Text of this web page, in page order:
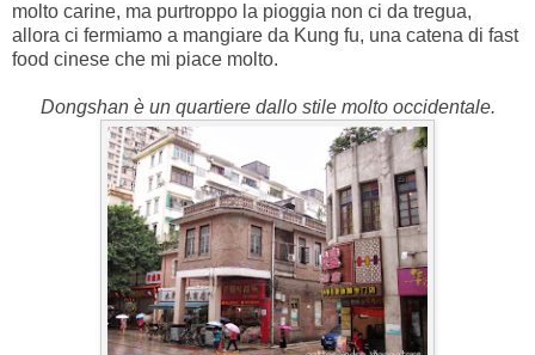
molto carine, ma purtroppo la pioggia non ci da tregua,
allora ci fermiamo a mangiare da Kung fu, una catena di fast
food cinese che mi piace molto.
Dongshan è un quartiere dallo stile molto occidentale.